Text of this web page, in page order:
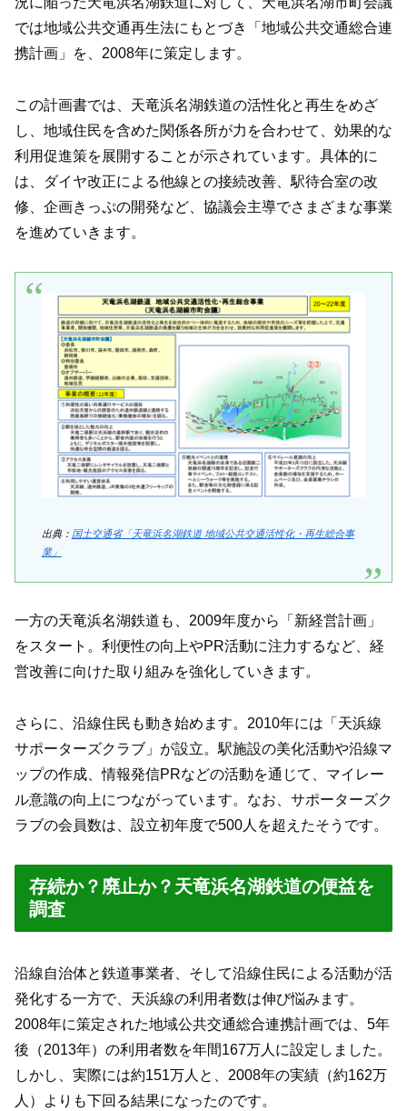
では地域公共交通再生法にもとづき「地域公共交通総合連
携計画」を、2008年に策定します。
この計画書では、天竜浜名湖鉄道の活性化と再生をめざ
し、地域住民を含めた関係各所が力を合わせて、効果的な
利用促進策を展開することが示されています。具体的に
は、ダイヤ改正による他線との接続改善、駅待合室の改
修、企画きっぷの開発など、協議会主導でさまざまな事業
を進めていきます。
出典： 国土交通省「天竜浜名湖鉄道 地域公共交通活性化・再生総合事
業」
一方の天竜浜名湖鉄道も、2009年度から「新経営計画」
をスタート。利便性の向上やPR活動に注力するなど、経
営改善に向けた取り組みを強化していきます。
さらに、沿線住民も動き始めます。2010年には「天浜線
サポーターズクラブ」が設立。駅施設の美化活動や沿線マ
ップの作成、情報発信PRなどの活動を通じて、マイレー
ル意識の向上につながっています。なお、サポーターズク
ラブの会員数は、設立初年度で500人を超えたそうです。
存続か？廃止か？天竜浜名湖鉄道の便益を
調査
沿線自治体と鉄道事業者、そして沿線住民による活動が活
発化する一方で、天浜線の利用者数は伸び悩みます。
2008年に策定された地域公共交通総合連携計画では、5年
後（2013年）の利用者数を年間167万人に設定しました。
しかし、実際には約151万人と、2008年の実績（約162万
人）よりも下回る結果になったのです。